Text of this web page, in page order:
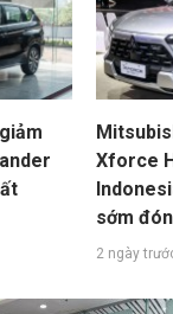
Xforce
sớm
2 ngày